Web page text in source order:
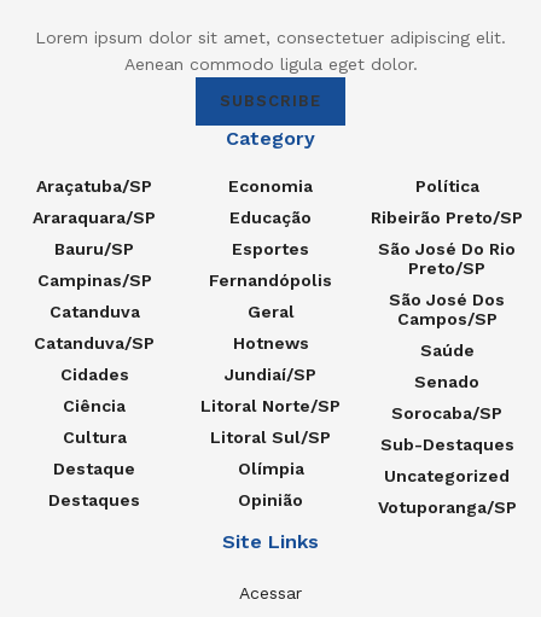
Lorem ipsum dolor sit amet, consectetuer adipiscing elit.
Aenean commodo ligula eget dolor.
SUBSCRIBE
Category
Araçatuba/SP
Araraquara/SP
Bauru/SP
Campinas/SP
Catanduva
Catanduva/SP
Cidades
Ciência
Cultura
Destaque
Destaques
Economia
Educação
Esportes
Fernandópolis
Geral
Hotnews
Jundiaí/SP
Litoral Norte/SP
Litoral Sul/SP
Olímpia
Opinião
Política
Ribeirão Preto/SP
São José Do Rio
Preto/SP
São José Dos
Campos/SP
Saúde
Senado
Sorocaba/SP
Sub-Destaques
Uncategorized
Votuporanga/SP
Site Links
Acessar